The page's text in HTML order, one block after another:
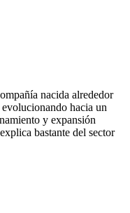
nacida alrededor
hacia un
y expansión
bastante del sector